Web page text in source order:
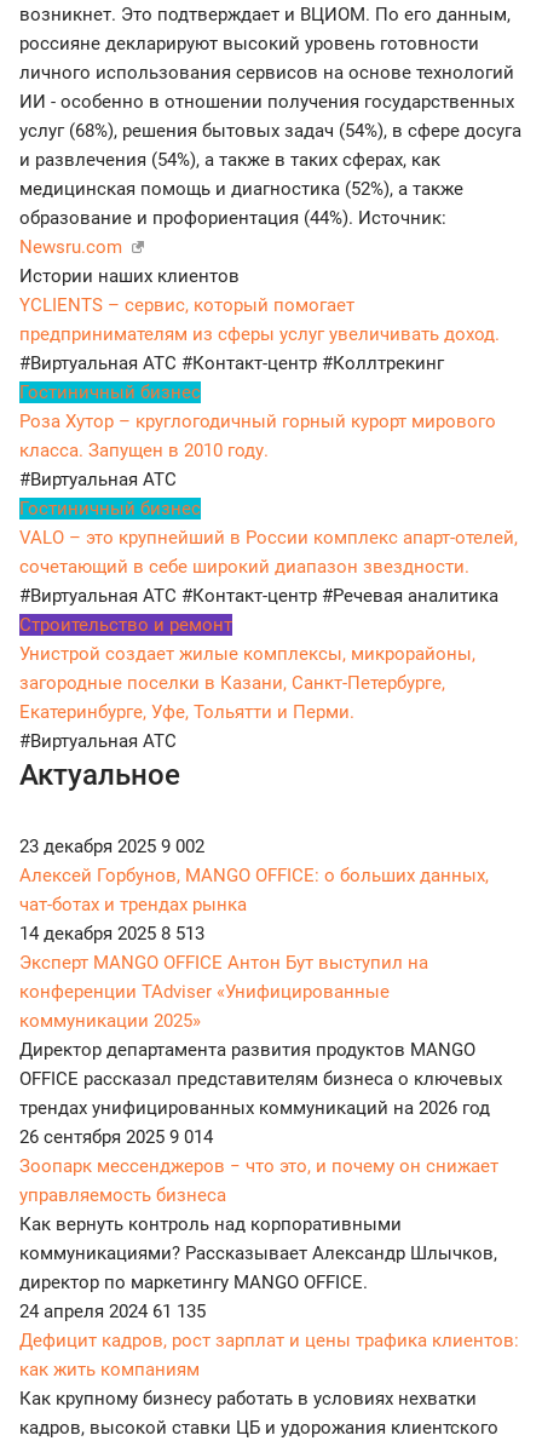
возникнет. Это подтверждает и ВЦИОМ. По его данным,
россияне декларируют высокий уровень готовности
личного использования сервисов на основе технологий
ИИ - особенно в отношении получения государственных
услуг (68%), решения бытовых задач (54%), в сфере досуга
и развлечения (54%), а также в таких сферах, как
медицинская помощь и диагностика (52%), а также
образование и профориентация (44%). Источник:
Newsru.com
Истории наших клиентов
YCLIENTS – сервис, который помогает
предпринимателям из сферы услуг увеличивать доход.
#Виртуальная АТС #Контакт-центр #Коллтрекинг
Гостиничный бизнес
Роза Хутор – круглогодичный горный курорт мирового
класса. Запущен в 2010 году.
#Виртуальная АТС
Гостиничный бизнес
VALO – это крупнейший в России комплекс апарт-отелей,
сочетающий в себе широкий диапазон звездности.
#Виртуальная АТС #Контакт-центр #Речевая аналитика
Строительство и ремонт
Унистрой создает жилые комплексы, микрорайоны,
загородные поселки в Казани, Санкт-Петербурге,
Екатеринбурге, Уфе, Тольятти и Перми.
#Виртуальная АТС
Актуальное
23 декабря 2025 9 002
Алексей Горбунов, MANGO OFFICE: о больших данных,
чат-ботах и трендах рынка
14 декабря 2025 8 513
Эксперт MANGO OFFICE Антон Бут выступил на
конференции TAdviser «Унифицированные
коммуникации 2025»
Директор департамента развития продуктов MANGO
OFFICE рассказал представителям бизнеса о ключевых
трендах унифицированных коммуникаций на 2026 год
26 сентября 2025 9 014
Зоопарк мессенджеров − что это, и почему он снижает
управляемость бизнеса
Как вернуть контроль над корпоративными
коммуникациями? Рассказывает Александр Шлычков,
директор по маркетингу MANGO OFFICE.
24 апреля 2024 61 135
Дефицит кадров, рост зарплат и цены трафика клиентов:
как жить компаниям
Как крупному бизнесу работать в условиях нехватки
кадров, высокой ставки ЦБ и удорожания клиентского